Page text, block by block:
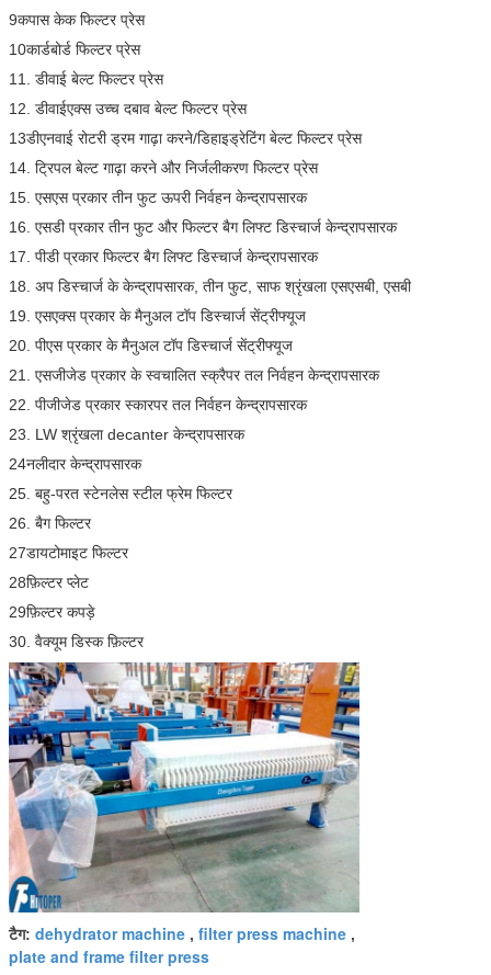
9कपास केक फिल्टर प्रेस
10कार्डबोर्ड फिल्टर प्रेस
11. डीवाई बेल्ट फिल्टर प्रेस
12. डीवाईएक्स उच्च दबाव बेल्ट फिल्टर प्रेस
13डीएनवाई रोटरी ड्रम गाढ़ा करने/डिहाइड्रेटिंग बेल्ट फिल्टर प्रेस
14. ट्रिपल बेल्ट गाढ़ा करने और निर्जलीकरण फिल्टर प्रेस
15. एसएस प्रकार तीन फुट ऊपरी निर्वहन केन्द्रापसारक
16. एसडी प्रकार तीन फुट और फिल्टर बैग लिफ्ट डिस्चार्ज केन्द्रापसारक
17. पीडी प्रकार फिल्टर बैग लिफ्ट डिस्चार्ज केन्द्रापसारक
18. अप डिस्चार्ज के केन्द्रापसारक, तीन फुट, साफ श्रृंखला एसएसबी, एसबी
19. एसएक्स प्रकार के मैनुअल टॉप डिस्चार्ज सेंट्रीफ्यूज
20. पीएस प्रकार के मैनुअल टॉप डिस्चार्ज सेंट्रीफ्यूज
21. एसजीजेड प्रकार के स्वचालित स्क्रैपर तल निर्वहन केन्द्रापसारक
22. पीजीजेड प्रकार स्कारपर तल निर्वहन केन्द्रापसारक
23. LW श्रृंखला decanter केन्द्रापसारक
24नलीदार केन्द्रापसारक
25. बहु-परत स्टेनलेस स्टील फ्रेम फिल्टर
26. बैग फिल्टर
27डायटोमाइट फिल्टर
28फ़िल्टर प्लेट
29फ़िल्टर कपड़े
30. वैक्यूम डिस्क फ़िल्टर
टैग: dehydrator machine , filter press machine ,
plate and frame filter press